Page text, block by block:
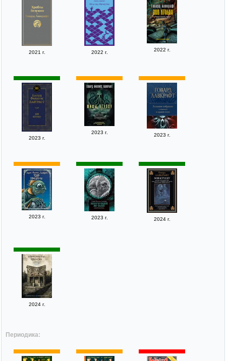
2021 г. 2022 г. 2022 г.
2023 г.
2023 г. 2023 г.
2023 г. 2023 г. 2024 г.
2024 г.
Периодика: